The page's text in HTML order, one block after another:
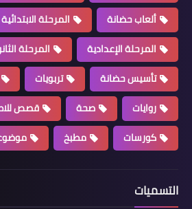
ألعاب حضانة
المرحلة الابتدائية
المرحلة الإعدادية
المرحلة
تأسيس حضانة
تربويات
روايات
صحة
قصص
كورسات
مطبخ
التسميات